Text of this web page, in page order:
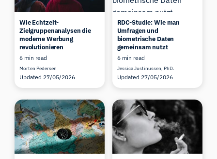
Wie Echtzeit-
Zielgruppenanalysen die
moderne Werbung
revolutionieren
6 min read
Morten Pedersen
Updated 27/05/2026
RDC-Studie: Wie man
Umfragen und
biometrische Daten
gemeinsam nutzt
6 min read
Jessica Justinussen, PhD.
Updated 27/05/2026